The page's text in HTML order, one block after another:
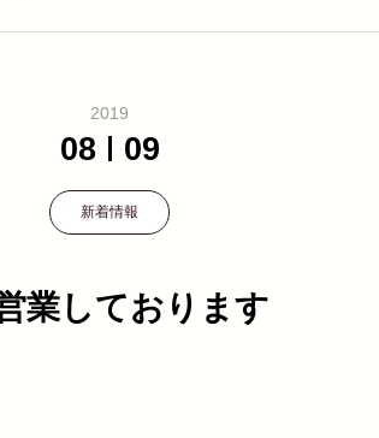
2019
08 09
新着情報
業しております